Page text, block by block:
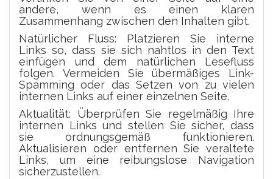
andere, wenn es einen klaren
Zusammenhang zwischen den Inhalten gibt.
Natürlicher Fluss: Platzieren Sie interne
Links so, dass sie sich nahtlos in den Text
einfügen und dem natürlichen Lesefluss
folgen. Vermeiden Sie übermäßiges Link-
Spamming oder das Setzen von zu vielen
internen Links auf einer einzelnen Seite.
Aktualität: Überprüfen Sie regelmäßig Ihre
internen Links und stellen Sie sicher, dass
sie ordnungsgemäß funktionieren.
Aktualisieren oder entfernen Sie veraltete
Links, um eine reibungslose Navigation
sicherzustellen.